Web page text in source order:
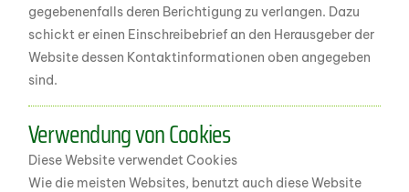
gegebenenfalls deren Berichtigung zu verlangen. Dazu
schickt er einen Einschreibebrief an den Herausgeber der
Website dessen Kontaktinformationen oben angegeben
sind.
Verwendung von Cookies
Diese Website verwendet Cookies
Wie die meisten Websites, benutzt auch diese Website